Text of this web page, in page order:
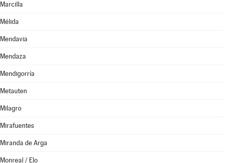
Marcilla
Mélida
Mendavia
Mendaza
Mendigorría
Metauten
Milagro
Mirafuentes
Miranda de Arga
Monreal / Elo